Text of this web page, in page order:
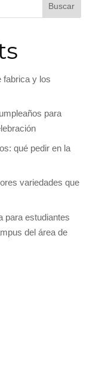
Buscar
fabrica y los
para
qué pedir en la
variedades que
para estudiantes
del área de